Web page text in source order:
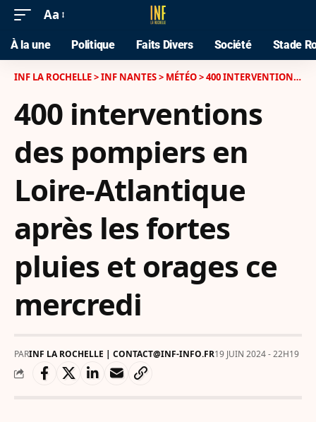
Aa
À la une Politique Faits Divers Société Stade
INF LA ROCHELLE>INF NANTES> MÉTÉO>400 INTERVENTIONS DES POMPIERS EN LOIRE-ATLANTIQUE APRÈS LES FORTES PLUIES ET ORAGES CE MERCREDI
400 interventions
des pompiers en
Loire-Atlantique
après les fortes
pluies et orages ce
mercredi
PARINF LA ROCHELLE | CONTACT@INF-INFO.FR19 JUIN 2024 - 22H19